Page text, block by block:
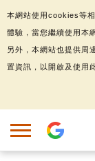
本網站使用cookies等
體驗，當您繼續使用本
另外，本網站也提供周
置資訊，以開啟及使用